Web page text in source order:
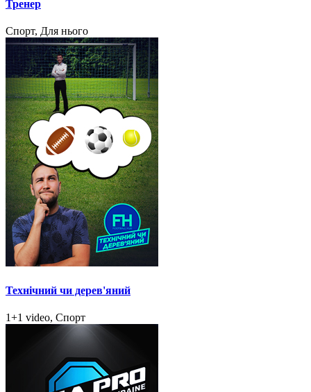
Тренер
Спорт, Для нього
Технічний чи дерев'яний
1+1 video, Спорт